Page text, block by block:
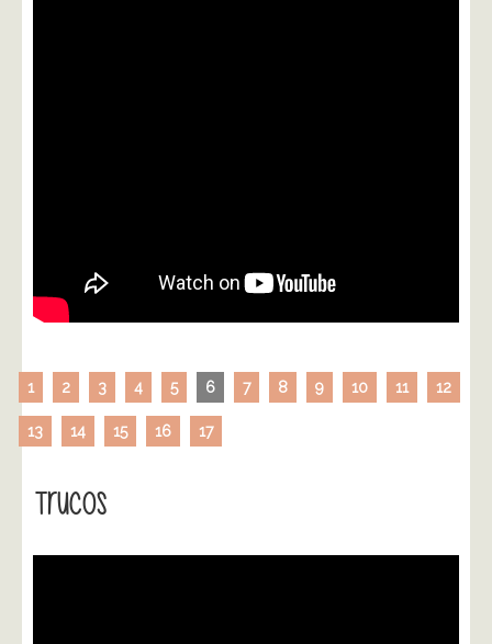
1 2 3 4 5 6 7 8 9 10 11 12
13 14 15 16 17
Trucos